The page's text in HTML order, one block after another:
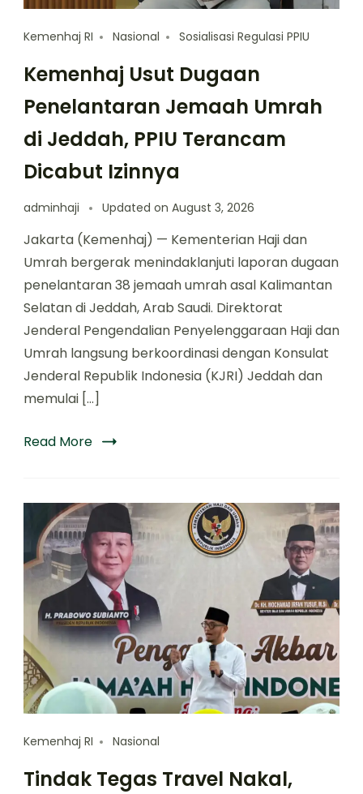
Kemenhaj RI Nasional Sosialisasi Regulasi PPIU
Kemenhaj Usut Dugaan
Penelantaran Jemaah Umrah
di Jeddah, PPIU Terancam
Dicabut Izinnya
adminhaji Updated on August 3, 2026
Jakarta (Kemenhaj) — Kementerian Haji dan
Umrah bergerak menindaklanjuti laporan dugaan
penelantaran 38 jemaah umrah asal Kalimantan
Selatan di Jeddah, Arab Saudi. Direktorat
Jenderal Pengendalian Penyelenggaraan Haji dan
Umrah langsung berkoordinasi dengan Konsulat
Jenderal Republik Indonesia (KJRI) Jeddah dan
memulai […]
Read More
Kemenhaj RI Nasional
Tindak Tegas Travel Nakal,